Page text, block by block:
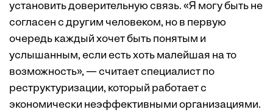
установить доверительную связь. «Я могу быть не
согласен с другим человеком, но в первую
очередь каждый хочет быть понятым и
услышанным, если есть хоть малейшая на то
возможность», — считает специалист по
реструктуризации, который работает с
экономически неэффективными организациями.